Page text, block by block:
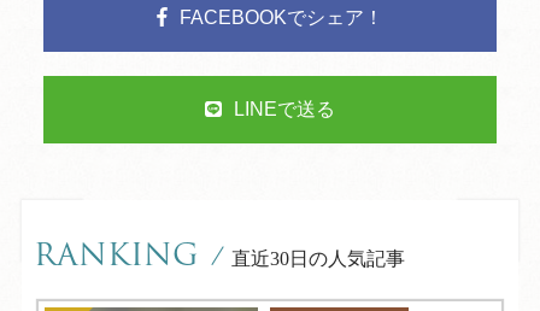
FACEBOOKでシェア！
LINEで送る
RANKING / 直近30日の人気記事